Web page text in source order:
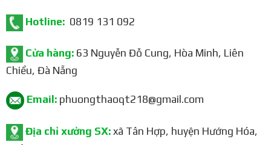
Hotline:0819 131 092
Cửa hàng:63 Nguyễn Đỗ Cung, Hòa Minh, Liên
Chiểu, Đà Nẵng
Email:phuongthaoqt218@gmail.com
Địa chỉ xưởng SX:xã Tân Hợp, huyện Hướng Hóa,